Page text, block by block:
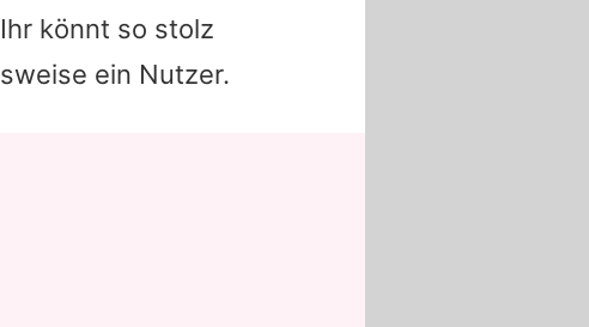
könnt so stolz
ein Nutzer.